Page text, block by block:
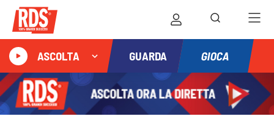
ASCOLTA GUARDA GIOCA